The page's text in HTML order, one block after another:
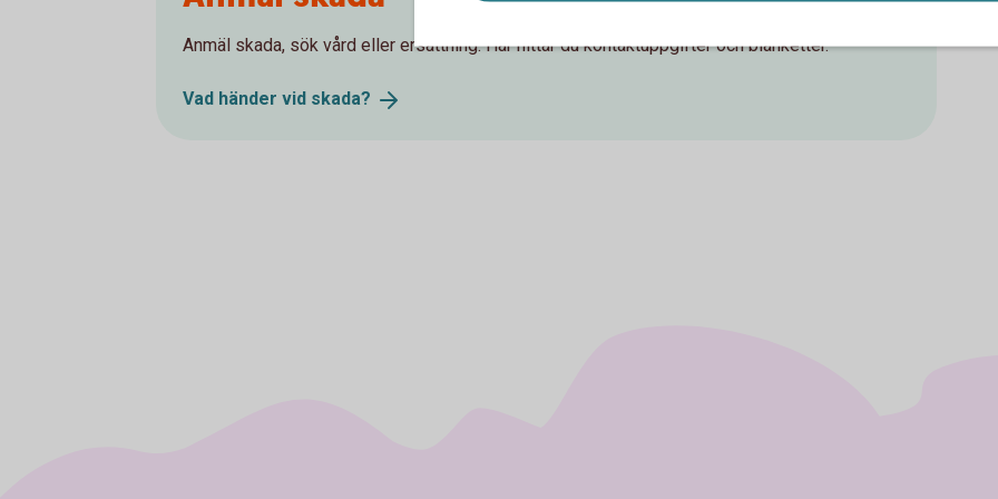
Anmäl skada, sök vård eller ersättning. Här hittar du kontaktuppgifter och blanketter.
Vad händer vid skada?